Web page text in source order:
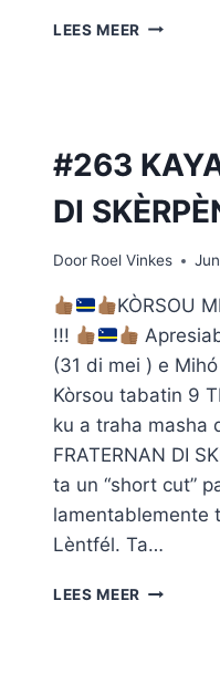
LEES MEER #264
#263
DI
Door Roel Vinkes
KÒRSOU
!!!
(31 di mei ) e
Kòrsou tabatin 9
ku a traha masha
FRATERNAN DI
ta un “short cut”
lamentablemente
Lèntfél. Ta…
LEES MEER #263